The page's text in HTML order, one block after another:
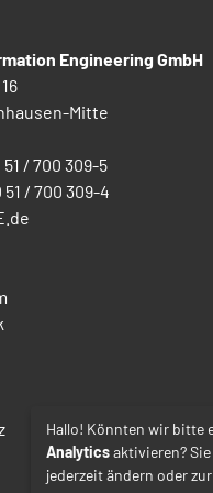
Engineering GmbH
Mitte
51 / 700 309-5
51 / 700 309-4
Hallo! Könnten wir bitte
Analyticsaktivieren?
jederzeit ändern oder